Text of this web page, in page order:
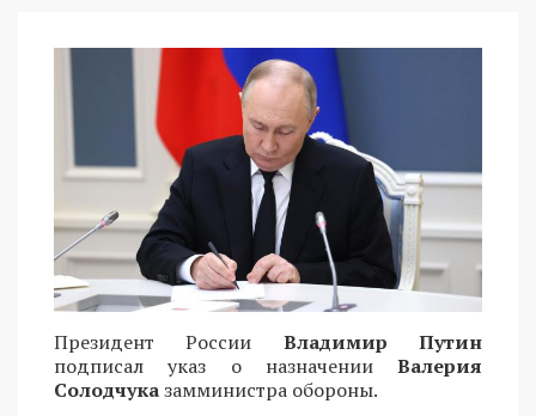
Президент России Владимир Путин
подписал указ о назначенииВалерия
Солодчуказамминистра обороны.